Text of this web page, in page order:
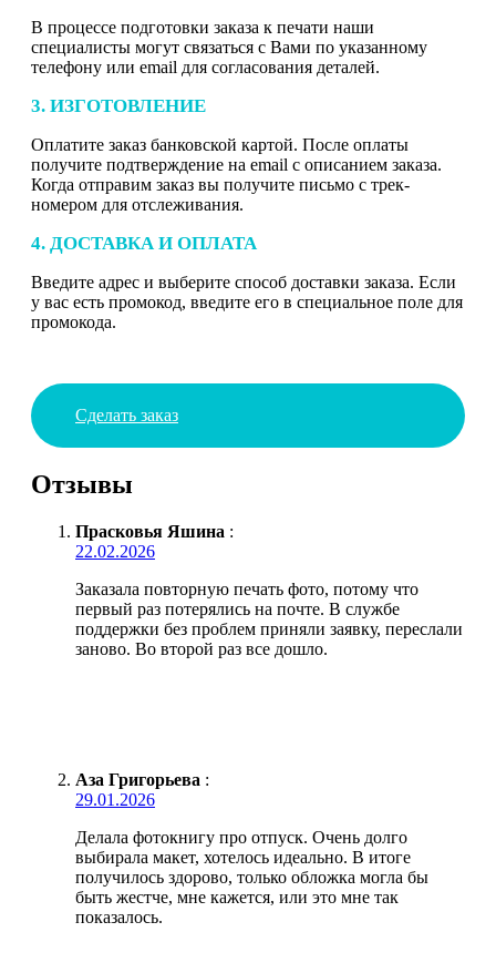
В процессе подготовки заказа к печати наши
специалисты могут связаться с Вами по указанному
телефону или email для согласования деталей.
3. ИЗГОТОВЛЕНИЕ
Оплатите заказ банковской картой. После оплаты
получите подтверждение на email с описанием заказа.
Когда отправим заказ вы получите письмо с трек-
номером для отслеживания.
4. ДОСТАВКА И ОПЛАТА
Введите адрес и выберите способ доставки заказа. Если
у вас есть промокод, введите его в специальное поле для
промокода.
Сделать заказ
Отзывы
Прасковья Яшина :
22.02.2026
Заказала повторную печать фото, потому что
первый раз потерялись на почте. В службе
поддержки без проблем приняли заявку, переслали
заново. Во второй раз все дошло.
Аза Григорьева :
29.01.2026
Делала фотокнигу про отпуск. Очень долго
выбирала макет, хотелось идеально. В итоге
получилось здорово, только обложка могла бы
быть жестче, мне кажется, или это мне так
показалось.